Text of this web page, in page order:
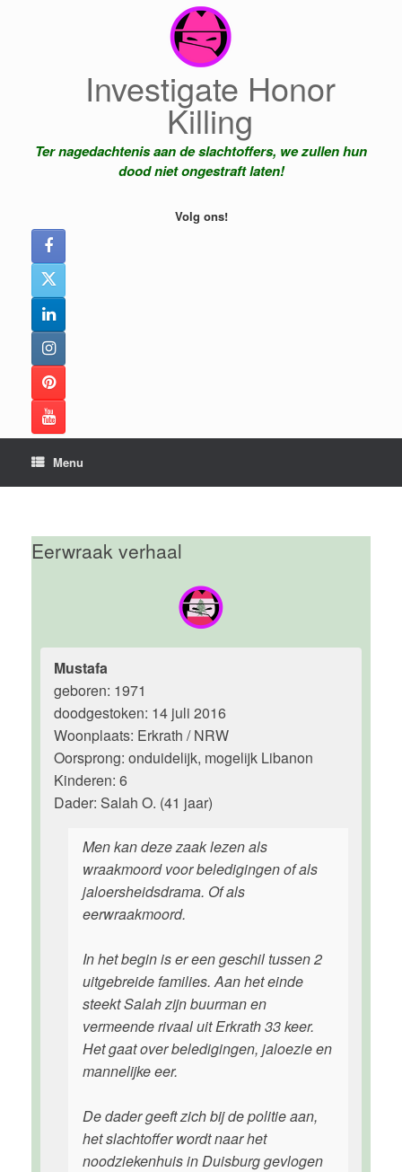
Investigate Honor
Killing
Ter nagedachtenis aan de slachtoffers, we zullen hun
dood niet ongestraft laten!
Volg ons!
Menu
Eerwraak verhaal
Mustafa
geboren: 1971
doodgestoken: 14 juli 2016
Woonplaats: Erkrath / NRW
Oorsprong: onduidelijk, mogelijk Libanon
Kinderen: 6
Dader: Salah O. (41 jaar)
Men kan deze zaak lezen als
wraakmoord voor beledigingen of als
jaloersheidsdrama. Of als
eerwraakmoord.
In het begin is er een geschil tussen 2
uitgebreide families. Aan het einde
steekt Salah zijn buurman en
vermeende rivaal uit Erkrath 33 keer.
Het gaat over beledigingen, jaloezie en
mannelijke eer.
De dader geeft zich bij de politie aan,
het slachtoffer wordt naar het
noodziekenhuis in Duisburg gevlogen